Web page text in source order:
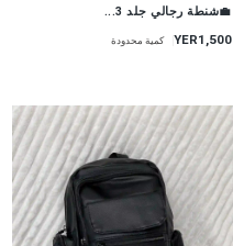
💼شنطة رجالي جلد 3...
YER1,500 كمية محدودة